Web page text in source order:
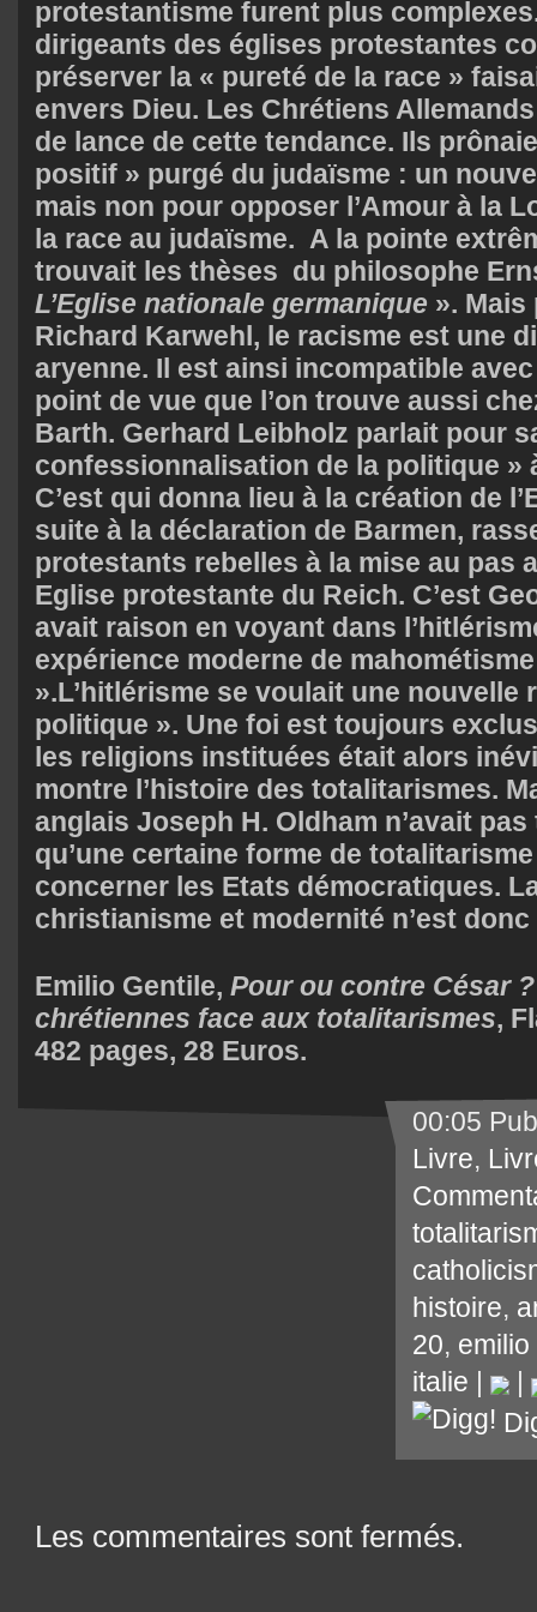
protestantisme furent plus
dirigeants des églises protestantes
préserver la « pureté de la race »
envers Dieu. Les Chrétiens
de lance de cette tendance. Ils
positif » purgé du judaïsme : un
mais non pour opposer l’Amour à la
la race au judaïsme. A la pointe
trouvait les thèses du philosophe
L’Eglise nationale germanique ».
Richard Karwehl, le racisme est une
aryenne. Il est ainsi incompatible
point de vue que l’on trouve aussi
Barth. Gerhard Leibholz parlait pour
confessionnalisation de la politique »
C’est qui donna lieu à la création de
suite à la déclaration de Barmen,
protestants rebelles à la mise au pas
Eglise protestante du Reich. C’est
avait raison en voyant dans
expérience moderne de
».L’hitlérisme se voulait une nouvelle
politique ». Une foi est toujours
les religions instituées était alors
montre l’histoire des totalitarismes.
anglais Joseph H. Oldham n’avait
qu’une certaine forme de
concerner les Etats démocratiques.
christianisme et modernité n’est
Emilio Gentile, Pour ou contre César
chrétiennes face aux totalitarismes,
482 pages, 28 Euros.
00:05
Livre,
histoire,
20,
italie |
|
Les commentaires sont fermés.